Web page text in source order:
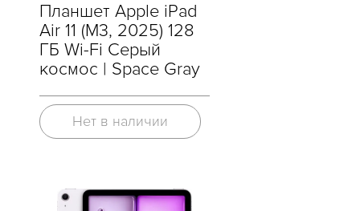
Планшет Apple iPad
Air 11 (M3, 2025) 128
ГБ Wi-Fi Cерый
космос | Space Gray
Нет в наличии